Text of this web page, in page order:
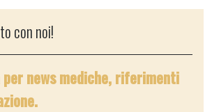
con noi!
news mediche, riferimenti